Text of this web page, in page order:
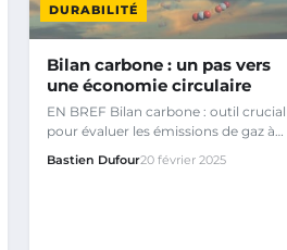
DURABILITÉ
Bilan carbone : un pas vers
une économie circulaire
EN BREF Bilan carbone : outil crucial
pour évaluer les émissions de gaz à
Bastien Dufour20 février 2025